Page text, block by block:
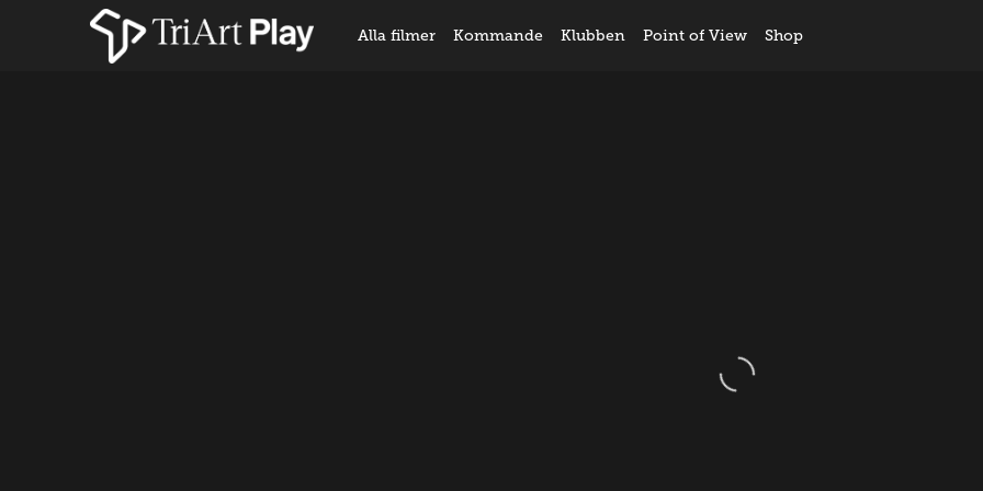
Alla filmer Kommande Klubben Point of View Shop